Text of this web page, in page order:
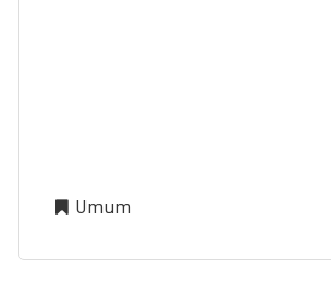
Umum